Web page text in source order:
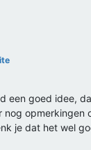
een goed idee,
nog opmerkingen
je dat het wel